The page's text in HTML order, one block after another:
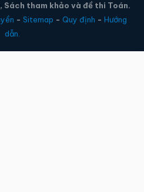
Sách tham khảo và đề thi Toán.
- Sitemap - Quy định - Hướng
dẫn.